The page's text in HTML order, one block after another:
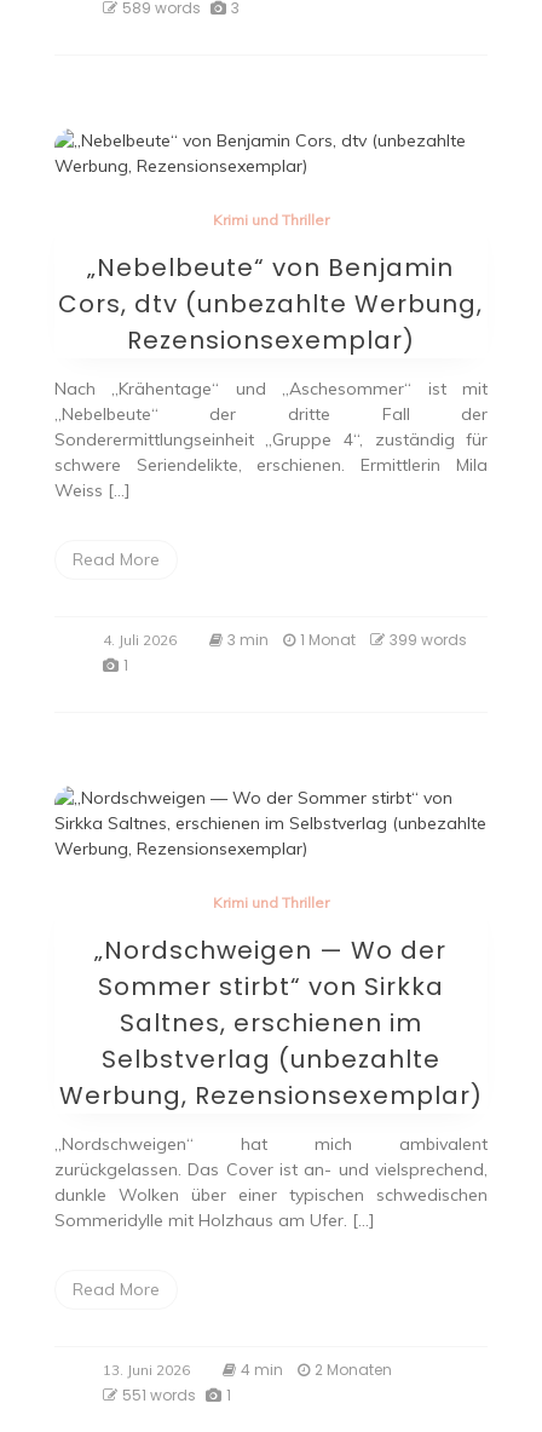
589 words 3
Krimi und Thriller
„Nebelbeute“ von Benjamin
Cors, dtv (unbezahlte Werbung,
Rezensionsexemplar)
Nach „Krähentage“ und „Aschesommer“ ist mit
„Nebelbeute“ der dritte Fall der
Sonderermittlungseinheit „Gruppe 4“, zuständig für
schwere Seriendelikte, erschienen. Ermittlerin Mila
Weiss […]
Read More
4. Juli 2026 3 min 1 Monat
399 words
1
Krimi und Thriller
„Nordschweigen — Wo der
Sommer stirbt“ von Sirkka
Saltnes, erschienen im
Selbstverlag (unbezahlte
Werbung, Rezensionsexemplar)
„Nordschweigen“ hat mich ambivalent
zurückgelassen. Das Cover ist an- und vielsprechend,
dunkle Wolken über einer typischen schwedischen
Sommeridylle mit Holzhaus am Ufer. […]
Read More
13. Juni 2026 4 min
2 Monaten
551 words
1